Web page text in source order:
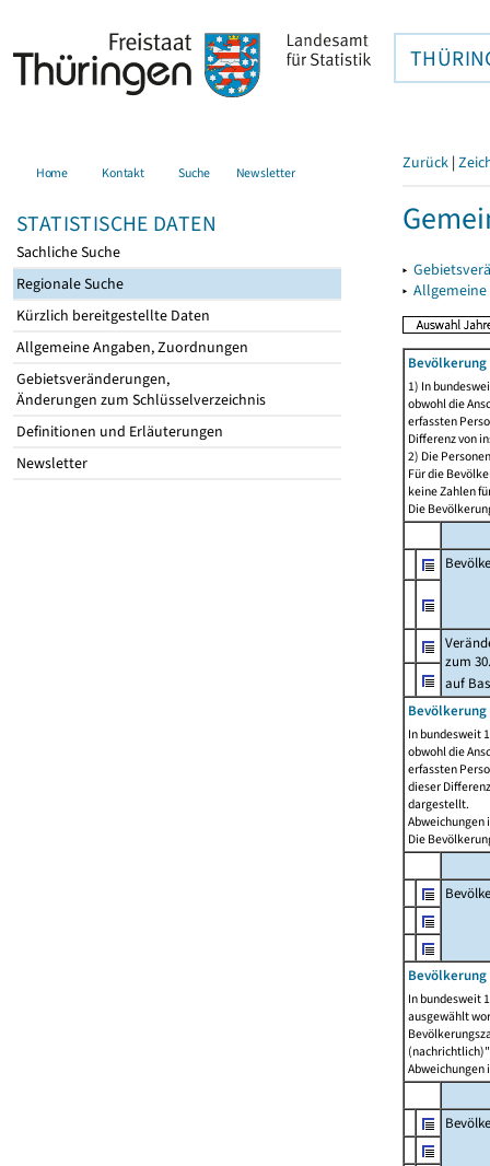
Home Kontakt Suche Newsletter
STATISTISCHE DATEN
Sachliche Suche
Regionale Suche
Kürzlich bereitgestellte Daten
Allgemeine Angaben, Zuordnungen
Gebietsveränderungen,
Änderungen zum Schlüsselverzeichnis
Definitionen und Erläuterungen
Newsletter
Zurück |
▸
▸
1) In
obwohl die
erfassten
Differenz von
2) Die
Für die
keine Zahlen
Die
zum
auf
Bevölkerung
In bundesweit
obwohl die
erfassten
dieser
dargestellt.
Abweichungen
Die
In bundesweit
ausgewählt
Abweichungen